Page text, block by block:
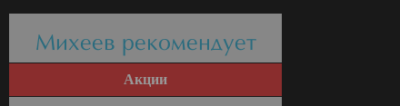
Михеев рекомендует
Акции